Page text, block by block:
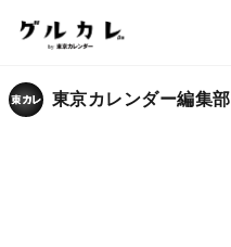
東京カレンダー編集部